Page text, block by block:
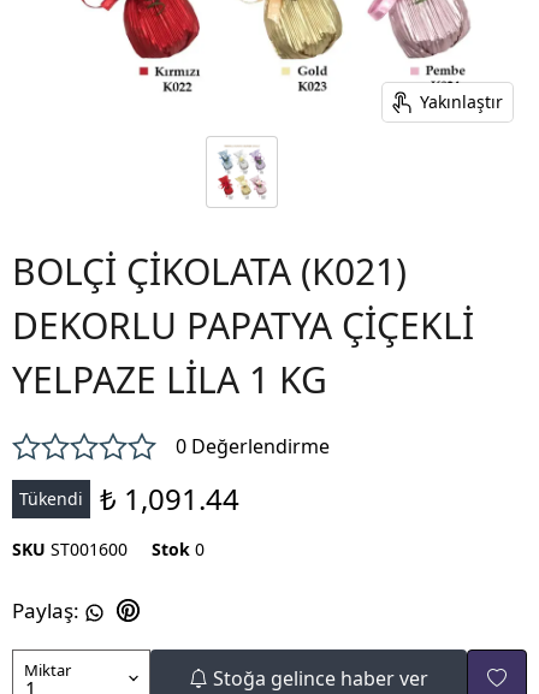
Yakınlaştır
BOLÇİ ÇİKOLATA (K021)
DEKORLU PAPATYA ÇİÇEKLİ
YELPAZE LİLA 1 KG
0 Değerlendirme
Tükendi ₺ 1,091.44
SKU ST001600 Stok 0
Paylaş:
Miktar Stoğa gelince haber ver